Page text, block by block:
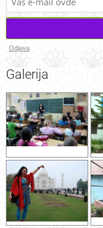
Odjava
Galerija